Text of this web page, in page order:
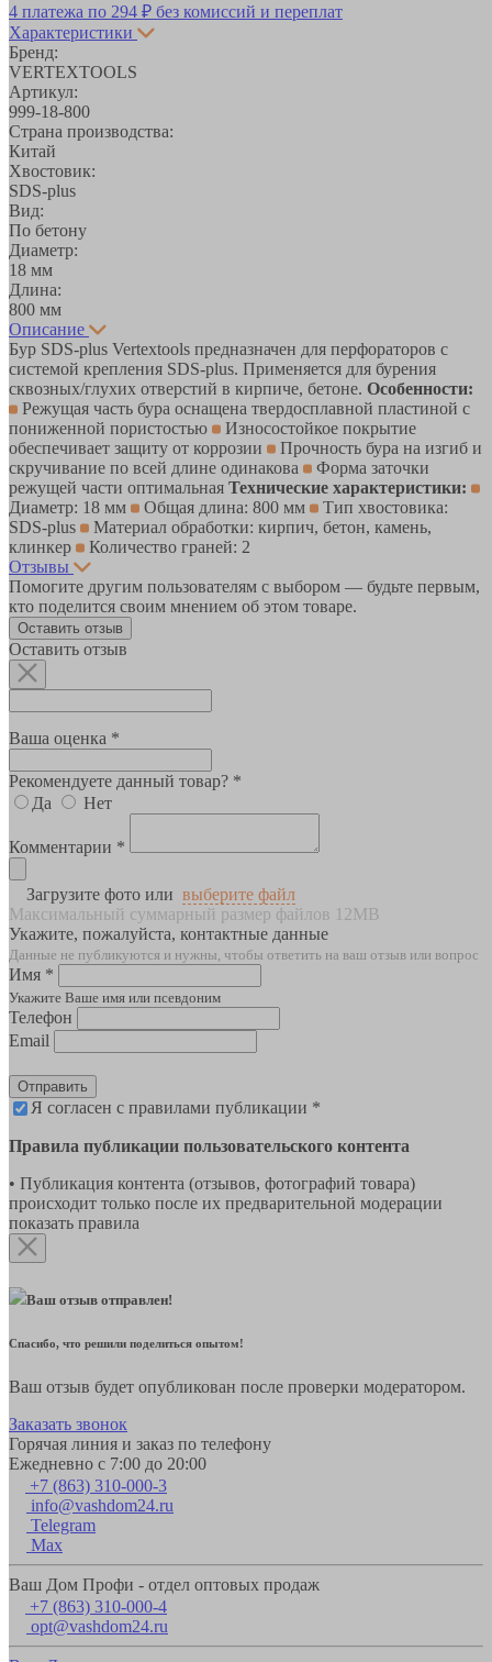
4 платежа по 294 ₽ без комиссий и переплат
Характеристики
Бренд:
VERTEXTOOLS
Артикул:
999-18-800
Страна производства:
Китай
Хвостовик:
SDS-plus
Вид:
По бетону
Диаметр:
18 мм
Длина:
800 мм
Описание
Бур SDS-plus Vertextools предназначен для перфораторов с
системой крепления SDS-plus. Применяется для бурения
сквозных/глухих отверстий в кирпиче, бетоне. Особенности:
Режущая часть бура оснащена твердосплавной пластиной с
пониженной пористостью
Износостойкое покрытие
обеспечивает защиту от коррозии
Прочность бура на изгиб и
скручивание по всей длине одинакова
Форма заточки
режущей части оптимальная Технические характеристики:
Диаметр: 18 мм
Общая длина: 800 мм
Тип хвостовика:
SDS-plus
Материал обработки: кирпич, бетон, камень,
клинкер
Количество граней: 2
Отзывы
Помогите другим пользователям с выбором — будьте первым,
кто поделится своим мнением об этом товаре.
Оставить отзыв
Оставить отзыв
Ваша оценка *
Рекомендуете данный товар? *
Да
Нет
Комментарии *
Загрузите фото или выберите файл
Максимальный суммарный размер файлов 12MB
Укажите, пожалуйста, контактные данные
Данные не публикуются и нужны, чтобы ответить на ваш отзыв или вопрос
Имя *
Укажите Ваше имя или псевдоним
Телефон
Email
Отправить
Я согласен с правилами публикации *
Правила публикации пользовательского контента
• Публикация контента (отзывов, фотографий товара)
происходит только после их предварительной модерации
показать правила
Ваш отзыв отправлен!
Спасибо, что решили поделиться опытом!
Ваш отзыв будет опубликован после проверки модератором.
Заказать звонок
Горячая линия и заказ по телефону
Ежедневно с 7:00 до 20:00
+7 (863) 310-000-3
info@vashdom24.ru
Telegram
Max
Ваш Дом Профи - отдел оптовых продаж
+7 (863) 310-000-4
opt@vashdom24.ru